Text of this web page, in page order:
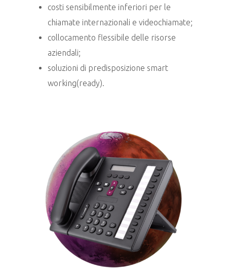
costi sensibilmente inferiori per le
chiamate internazionali e videochiamate;
collocamento flessibile delle risorse
aziendali;
soluzioni di predisposizione smart
working(ready).